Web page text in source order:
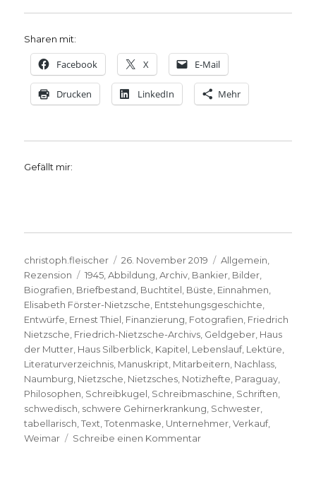
Sharen mit:
Facebook X E-Mail
Drucken LinkedIn Mehr
Gefällt mir:
Autor
christoph.fleischer
Veröffentlicht
am
26. November 2019 Kategorien
Allgemein
Rezension
Schlagwörter
1945 ,Abbildung ,Archiv Bankier Bilder
Biografien Briefbestand Buchtitel Büste Einnahmen
Elisabeth Förster-Nietzsche Entstehungsgeschichte
Entwürfe Ernest Thiel Finanzierung Fotografien Friedrich
Nietzsche Friedrich-Nietzsche-Archivs Geldgeber Haus
der Mutter Haus Silberblick Kapitel Lebenslauf, Lektüre
Literaturverzeichnis Manuskript Mitarbeitern Nachlass
Naumburg Nietzsche Nietzsches Notizhefte Paraguay
Philosophen Schreibkugel Schreibmaschine Schriften
schwedisch schwere Gehirnerkrankung Schwester
tabellarisch ,Text ,Totenmaske Unternehmer ,Verkauf,
Weimar
Schreibe einen Kommentarzu